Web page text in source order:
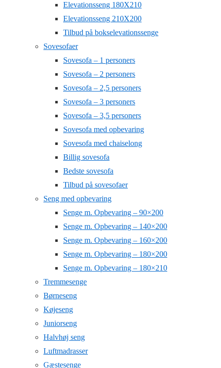
Elevationsseng 180X210
Elevationsseng 210X200
Tilbud på bokselevationssenge
Sovesofaer
Sovesofa – 1 personers
Sovesofa – 2 personers
Sovesofa – 2,5 personers
Sovesofa – 3 personers
Sovesofa – 3,5 personers
Sovesofa med opbevaring
Sovesofa med chaiselong
Billig sovesofa
Bedste sovesofa
Tilbud på sovesofaer
Seng med opbevaring
Senge m. Opbevaring – 90×200
Senge m. Opbevaring – 140×200
Senge m. Opbevaring – 160×200
Senge m. Opbevaring – 180×200
Senge m. Opbevaring – 180×210
Tremmesenge
Børneseng
Køjeseng
Juniorseng
Halvhøj seng
Luftmadrasser
Gæstesenge